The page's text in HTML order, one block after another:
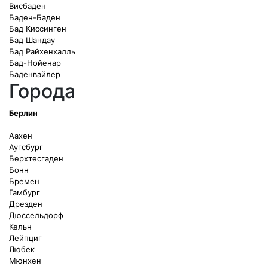
Висбаден
Баден-Баден
Бад Киссинген
Бад Шандау
Бад Райхенхалль
Бад-Нойенар
Баденвайлер
Города
Берлин
Аахен
Аугсбург
Берхтесгаден
Бонн
Бремен
Гамбург
Дрезден
Дюссельдорф
Кельн
Лейпциг
Любек
Мюнхен